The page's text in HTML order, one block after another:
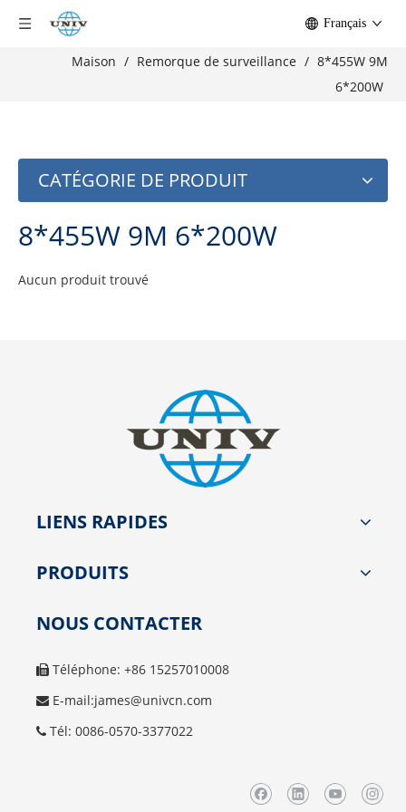
Français
Maison / Remorque de surveillance / 8*455W 9M
6*200W
CATÉGORIE DE PRODUIT
8*455W 9M 6*200W
Aucun produit trouvé
LIENS RAPIDES
PRODUITS
NOUS CONTACTER
 Téléphone: +86 15257010008
 E-mail:james@univcn.com
 Tél: 0086-0570-3377022